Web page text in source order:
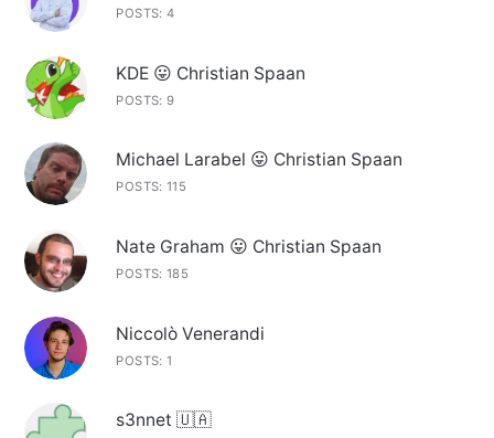
POSTS: 4
KDE 😛 Christian Spaan
POSTS: 9
Michael Larabel 😛 Christian Spaan
POSTS: 115
Nate Graham 😛 Christian Spaan
POSTS: 185
Niccolò Venerandi
POSTS: 1
s3nnet 🇺🇦